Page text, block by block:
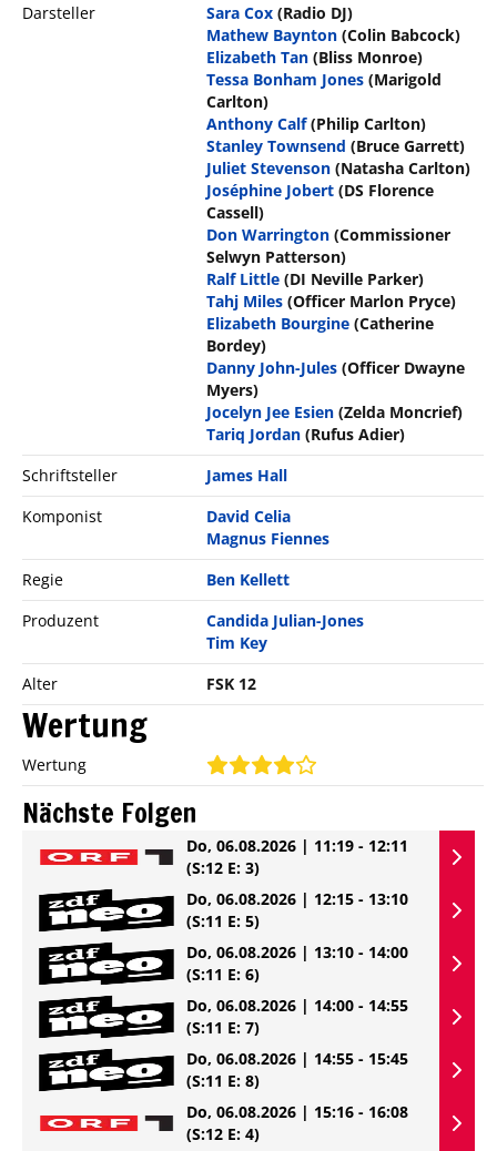
Darsteller
Sara Cox (Radio DJ)
Mathew Baynton (Colin Babcock)
Elizabeth Tan (Bliss Monroe)
Tessa Bonham Jones (Marigold
Carlton)
Anthony Calf (Philip Carlton)
Stanley Townsend (Bruce Garrett)
Juliet Stevenson (Natasha Carlton)
Joséphine Jobert (DS Florence
Cassell)
Don Warrington (Commissioner
Selwyn Patterson)
Ralf Little (DI Neville Parker)
Tahj Miles (Officer Marlon Pryce)
Elizabeth Bourgine (Catherine
Bordey)
Danny John-Jules (Officer Dwayne
Myers)
Jocelyn Jee Esien (Zelda Moncrief)
Tariq Jordan (Rufus Adier)
Schriftsteller
James Hall
Komponist
David Celia
Magnus Fiennes
Regie
Ben Kellett
Produzent
Candida Julian-Jones
Tim Key
Alter
FSK 12
Wertung
Wertung
Nächste Folgen
Do, 06.08.2026 | 11:19 - 12:11
(S:12 E: 3)
Do, 06.08.2026 | 12:15 - 13:10
(S:11 E: 5)
Do, 06.08.2026 | 13:10 - 14:00
(S:11 E: 6)
Do, 06.08.2026 | 14:00 - 14:55
(S:11 E: 7)
Do, 06.08.2026 | 14:55 - 15:45
(S:11 E: 8)
Do, 06.08.2026 | 15:16 - 16:08
(S:12 E: 4)